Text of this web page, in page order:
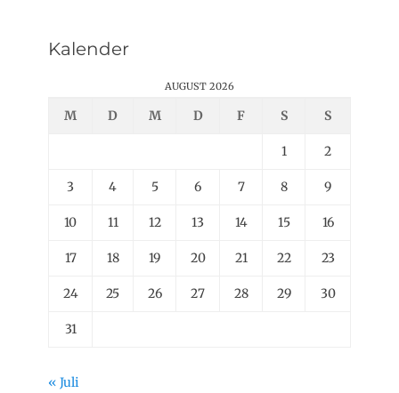
Kalender
AUGUST 2026
M D M D F S S
1 2
3 4 5 6 7 8 9
10 11 12 13 14 15 16
17 18 19 20 21 22 23
24 25 26 27 28 29 30
31
« Juli